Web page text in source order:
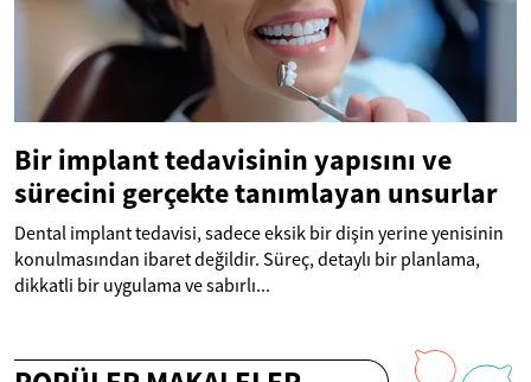
Bir implant tedavisinin yapısını ve
sürecini gerçekte tanımlayan unsurlar
Dental implant tedavisi, sadece eksik bir dişin yerine yenisinin
konulmasından ibaret değildir. Süreç, detaylı bir planlama,
dikkatli bir uygulama ve sabırlı...